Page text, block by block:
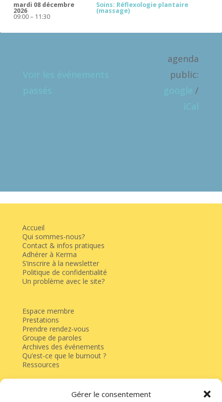
Gérer le consentement
mardi 08 décembre
2026
09:00– 11:30
Soins: Réflexologie plantaire
(massage)
Voir les événements
passés
agenda
public:
google /
iCal
Accueil
Qui sommes-nous?
Contact & infos pratiques
Adhérer à Kerma
S’inscrire à la newsletter
Politique de confidentialité
Un problème avec le site?
Espace membre
Prestations
Prendre rendez-vous
Groupe de paroles
Archives des événements
Qu’est-ce que le burnout ?
Ressources